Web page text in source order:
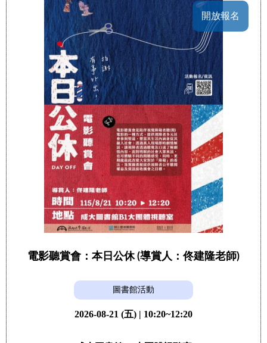
開放報名
電影聽賞會：本日公休 (導賞人：佟建隆老師)
圖書館活動
2026-08-21 (五) | 10:20~12:20